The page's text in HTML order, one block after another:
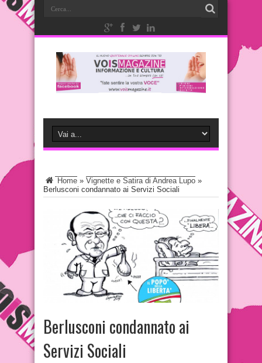
Home » Vignette e Satira di Andrea Lupo »
Berlusconi condannato ai Servizi Sociali
Berlusconi condannato ai
Servizi Sociali